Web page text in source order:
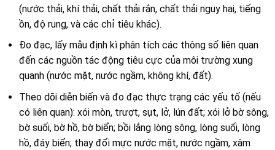
(nước thải, khí thải, chất thải rắn, chất thải nguy hại, tiếng
ồn, độ rung, và các chỉ tiêu khác).
Đo đạc, lấy mẫu định kì phân tích các thông số liên quan
đến các nguồn tác động tiêu cực của môi trường xung
quanh (nước mặt, nước ngầm, không khí, đất).
Theo dõi diễn biến và đo đạc thực trạng các yếu tố (nếu
có liên quan): xói mòn, trượt, sụt, lở, lún đất; xói lở bờ sông,
bờ suối, bờ hồ, bờ biển; bồi lắng lòng sông, lòng suối, lòng
hồ, đáy biển; thay đổi mực nước mặt, nước ngầm, xâm